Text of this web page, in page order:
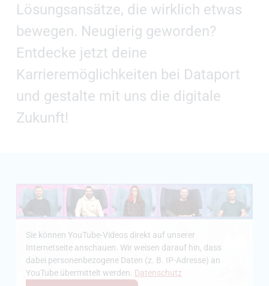
Lösungsansätze, die wirklich etwas
bewegen. Neugierig geworden?
Entdecke jetzt deine
Karrieremöglichkeiten bei Dataport
und gestalte mit uns die digitale
Zukunft!
Sie können YouTube-Videos direkt auf unserer
Internetseite anschauen. Wir weisen darauf hin, dass
dabei personenbezogene Daten (z. B. IP-Adresse) an
YouTube übermittelt werden. Datenschutz